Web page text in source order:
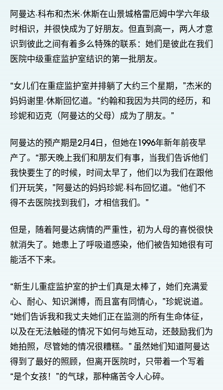
阿曼达·科布和杰米·休斯在山景城格雷厄姆中学六年级
时相识，并很快成为了好朋友。但直到高一，两人才意
识到彼此之间有着多么特殊的联系：她们是彼此在我们
医院中级重症监护室结识的第一批朋友。
“女儿们在重症监护室并排躺了大约三个星期，”杰米的
妈妈谢里·休斯回忆道。“约翰和我因为共同的经历，和
珍妮和迈克（阿曼达的父母）成为了朋友。”
阿曼达的预产期是2月4日，但她在1996年新年前夜早
产了。“那天晚上我们和朋友们有事，当我们告诉他们
我快要生了的时候，时间太早了，他们以为我们在跟他
们开玩笑，”阿曼达的妈妈珍妮·科布回忆道。“他们不
得不去医院找到我们，才相信我们。”
但是，随着阿曼达病情的严重性，初为人母的喜悦很快
就消失了。她患上了呼吸道感染，他们被告知她很有可
能活不下来。
“新生儿重症监护室的护士们真是太棒了，她们充满爱
心、耐心、知识渊博，而且富有同情心，”珍妮说道。
“她们告诉我和我丈夫她们正在监测的所有生命体征，
以及在无法触碰的情况下如何与她互动，还鼓励我们为
她拍照，尽管她的情况很糟糕。” 虽然她们知道阿曼达
得到了最好的照顾，但离开医院时，只带着一个写着
“是个女孩！”的气球，那种痛苦令人心碎。